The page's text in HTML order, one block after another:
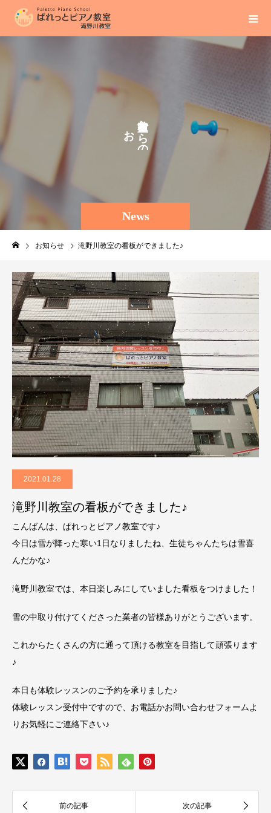
News
ら
の
ら
お知らせ 滝野川教室の看板ができました♪
2021.01.28
滝野川教室の看板ができました♪
こんばんは、ぱれっとピアノ教室です♪
今日は雪が降った寒い1日なりましたね、生徒ちゃんたちは雪喜
んだかな♪
滝野川教室では、本日楽しみにしていました看板をつけました！
雪の中取り付けてくださった業者の皆様ありがとうございます。
これからたくさんの方に通って頂ける教室を目指して頑張ります
♪
本日も体験レッスンのご予約を承りました♪
体験レッスン受付中ですので、お電話かお問い合わせフォームよ
りお気軽にご連絡下さい♪